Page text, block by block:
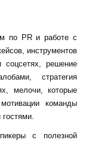
по PR и работе с
инструментов
решение
стратегия
мелочи, которые
команды
с полезной